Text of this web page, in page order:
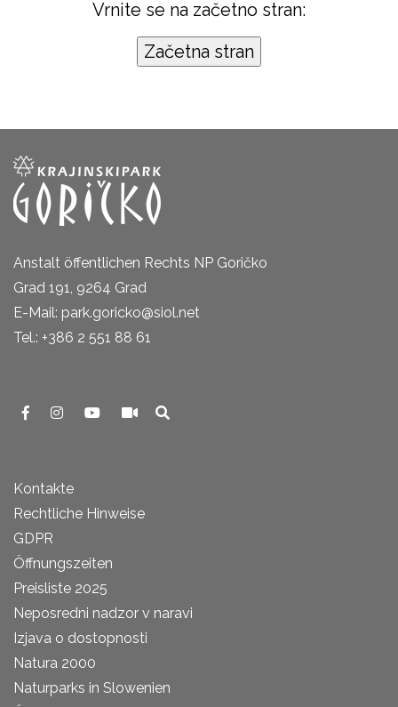
Vrnite se na začetno stran:
Anstalt öffentlichen Rechts NP Goričko
Grad 191, 9264 Grad
E-Mail: park.goricko@siol.net
Tel.: +386 2 551 88 61
Kontakte
Rechtliche Hinweise
GDPR
Öffnungszeiten
Preisliste 2025
Neposredni nadzor v naravi
Izjava o dostopnosti
Natura 2000
Naturparks in Slowenien